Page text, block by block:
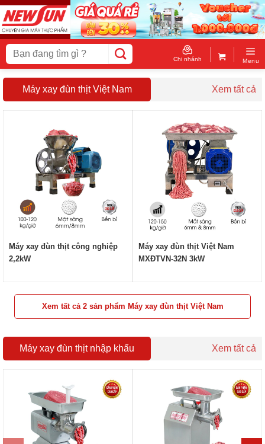
Skip
to
content
Tìm
kiếm:
Chi nhánh Menu
Máy xay đùn thịt Việt Nam Xem tất cả
Máy xay đùn thịt công nghiệp
2,2kW
Máy xay đùn thịt Việt Nam
MXĐTVN-32N 3kW
Xem tất cả 2 sản phẩm Máy xay đùn thịt Việt Nam
Máy xay đùn thịt nhập khẩu Xem tất cả